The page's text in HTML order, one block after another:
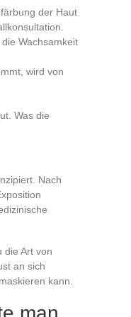
der Haut
Wachsamkeit
wird von
Was die
Nach
die Art von
an sich
kann.